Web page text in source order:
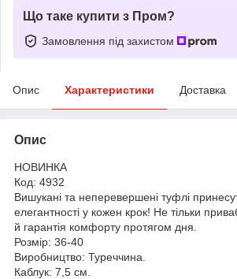
Що таке купити з Пром?
Замовлення під захистом
Опис Характеристики Доставка
Опис
НОВИНКА
Код: 4932
Вишукані та неперевершені туфлі
елегантності у кожен крок! Не тільки
й гарантія комфорту протягом дня.
Розмір: 36-40
Виробництво: Туреччина.
Каблук: 7,5 см.